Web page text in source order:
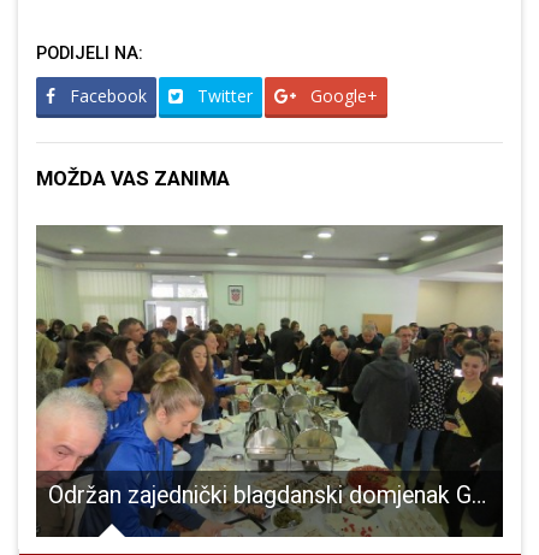
PODIJELI NA:
Facebook Twitter Google+
MOŽDA VAS ZANIMA
Održan zajednički blagdanski domjenak Grada Gospića i Ličko-senjske županije